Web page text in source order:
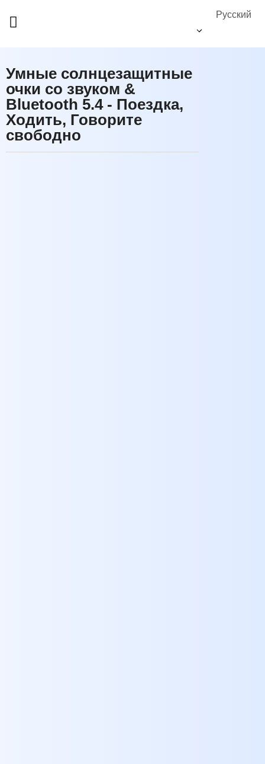
Русский
Умные солнцезащитные
очки со звуком &
Bluetooth 5.4 - Поездка,
Ходить, Говорите
свободно